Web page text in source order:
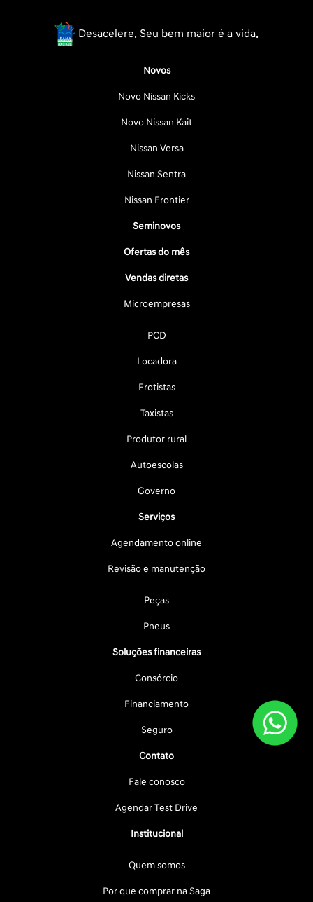
Desacelere. Seu bem maior é a vida.
Novos
Novo Nissan Kicks
Novo Nissan Kait
Nissan Versa
Nissan Sentra
Nissan Frontier
Seminovos
Ofertas do mês
Vendas diretas
Microempresas
PCD
Locadora
Frotistas
Taxistas
Produtor rural
Autoescolas
Governo
Serviços
Agendamento online
Revisão e manutenção
Peças
Pneus
Soluções financeiras
Consórcio
Financiamento
Seguro
Contato
Fale conosco
Agendar Test Drive
Institucional
Quem somos
Por que comprar na Saga